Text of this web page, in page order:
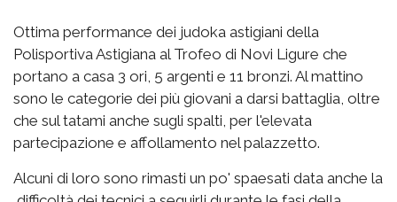
Ottima performance dei judoka astigiani della
Polisportiva Astigiana al Trofeo di Novi Ligure che
portano a casa 3 ori, 5 argenti e 11 bronzi. Al mattino
sono le categorie dei più giovani a darsi battaglia, oltre
che sul tatami anche sugli spalti, per l'elevata
partecipazione e affollamento nel palazzetto.
Alcuni di loro sono rimasti un po' spaesati data anche la